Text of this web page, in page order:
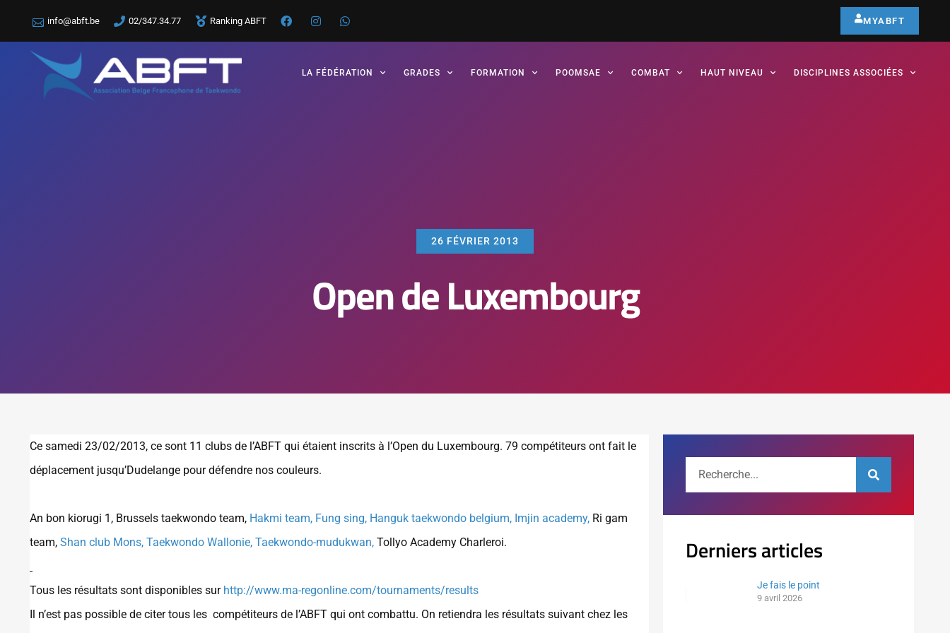
info@abft.be 02/347.34.77 Ranking ABFT MYABFT
LA FÉDÉRATION GRADES FORMATION POOMSAE COMBAT HAUT NIVEAU DISCIPLINES ASSOCIÉES
26 FÉVRIER 2013
Open de Luxembourg
Ce samedi 23/02/2013, ce sont 11 clubs de l’ABFT qui étaient inscrits à l’Open du Luxembourg. 79 compétiteurs ont fait le
déplacement jusqu’Dudelange pour défendre nos couleurs.
An bon kiorugi 1, Brussels taekwondo team, Hakmi team, Fung sing, Hanguk taekwondo belgium, Imjin academy, Ri gam
team, Shan club Mons, Taekwondo Wallonie, Taekwondo-mudukwan, Tollyo Academy Charleroi.
Tous les résultats sont disponibles sur http://www.ma-regonline.com/tournaments/results
Il n’est pas possible de citer tous les compétiteurs de l’ABFT qui ont combattu. On retiendra les résultats suivant chez les
Derniers articles
Je fais le point
9 avril 2026